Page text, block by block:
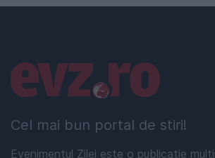
Cel mai bun portal de stiri!
Evenimentul Zilei este o publicație
Linkuri utile